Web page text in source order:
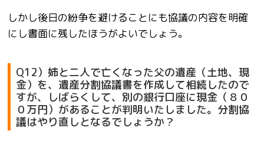
しかし後日の紛争を避けることにも協議の内容を明確
にし書面に残したほうがよいでしょう。
Q12）姉と二人で亡くなった父の遺産（土地、現
金）を、遺産分割協議書を作成して相続したので
すが、しばらくして、別の銀行口座に現金（８０
０万円）があることが判明いたしました。分割協
議はやり直しとなるでしょうか？